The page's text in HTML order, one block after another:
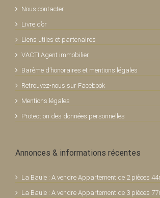
Nous contacter
Livre d’or
Liens utiles et partenaires
VACTI Agent immobilier
Barème d’honoraires et mentions légales
Retrouvez-nous sur Facebook
Mentions légales
Protection des données personnelles
Annonces & informations récentes
La Baule : A vendre Appartement de 2 pièces
La Baule : A vendre Appartement de 3 pièces